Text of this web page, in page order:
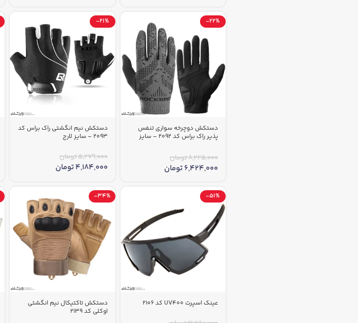
-22%
دستکش دوچرخه سواری تنفس
پذیر راک براس کد 2092 – سایز
8,225,000تومان
6,424,000تومان
-21%
دستکش نیم انگشتی راک براس کد
2093 – سایز لارج
5,279,000تومان
4,184,000تومان
-51%
عینک اسپرت UV400 کد 2106
-34%
دستکش تاکتیکال نیم انگشتی
اوکلی کد 2139